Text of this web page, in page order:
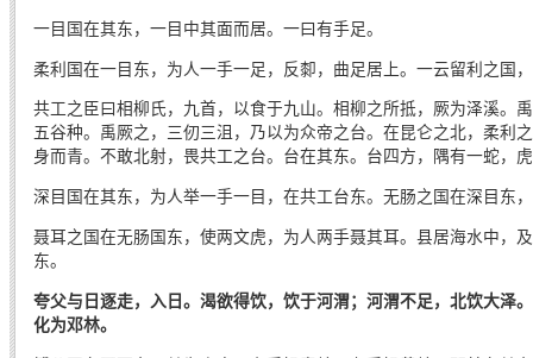
一目国在其东，一目中其面而居。一曰有手足。
柔利国在一目东，为人一手一足，反厀，曲足居上。一云留利之国
共工之臣曰相柳氏，九首，以食于九山。相柳之所抵，厥为泽溪。
五谷种。禹厥之，三仞三沮，乃以为众帝之台。在昆仑之北，柔利
身而青。不敢北射，畏共工之台。台在其东。台四方，隅有一蛇，
深目国在其东，为人举一手一目，在共工台东。无肠之国在深目东
聂耳之国在无肠国东，使两文虎，为人两手聂其耳。县居海水中，
东。
夸父与日逐走，入日。渴欲得饮，饮于河渭；河渭不足，北饮大泽
化为邓林。